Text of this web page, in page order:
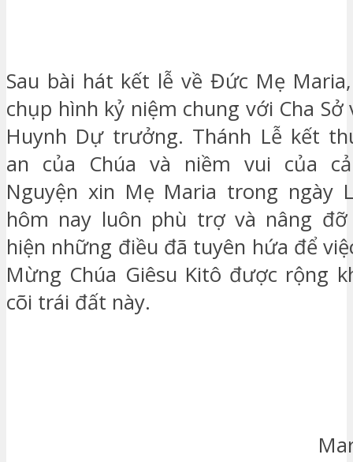
Sau bài hát kết lễ về Đức Mẹ
chụp hình kỷ niệm chung với Cha Sở
Huynh Dự trưởng. Thánh Lễ kết
an của Chúa và niềm vui của
Nguyện xin Mẹ Maria trong ngày
hôm nay luôn phù trợ và nâng
hiện những điều đã tuyên hứa để
Mừng Chúa Giêsu Kitô được rộng
cõi trái đất này.